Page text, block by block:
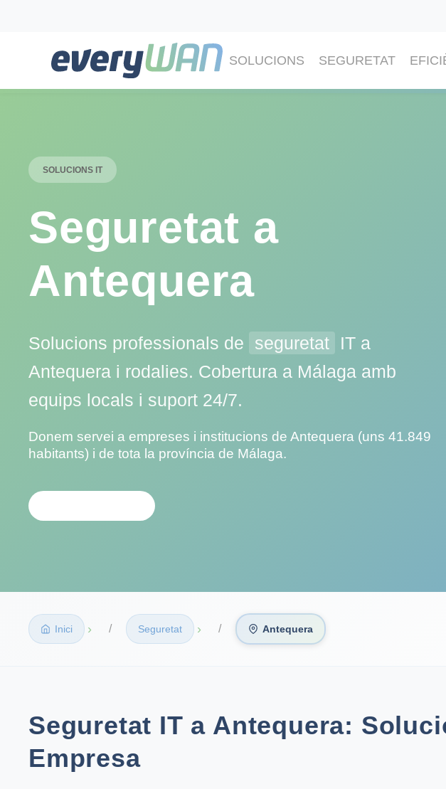
SOLUCIONS SEGURETAT
SOLUCIONS IT
Seguretat a
Antequera
Solucions professionals de seguretat
IT a
Antequera i rodalies. Cobertura a Málaga amb
equips locals i suport 24/7.
Donem servei a empreses i institucions de Antequera (uns 41.849
habitants) i de tota la província de Málaga.
Inici › Seguretat › Antequera
Seguretat IT a Antequera:
Empresa